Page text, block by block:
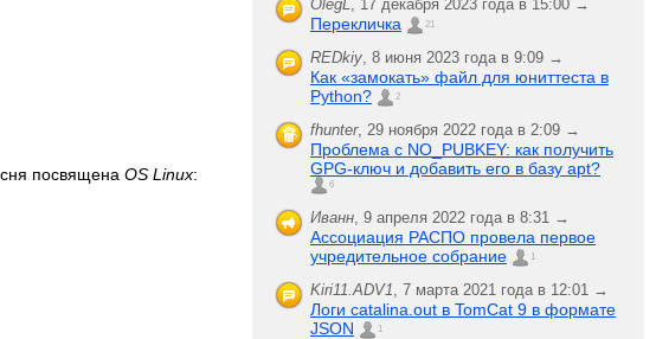
посвящена OS Linux:
OlegL, 17 декабря 2023 года в 15:00 →
Перекличка 21
REDkiy, 8 июня 2023 года в 9:09 →
Как «замокать» файл для юниттеста в
Python?
2
fhunter, 29 ноября 2022 года в 2:09 →
Проблема с NO_PUBKEY: как получить
GPG-ключ и добавить его в базу apt?
6
Иванн, 9 апреля 2022 года в 8:31 →
Ассоциация РАСПО провела первое
учредительное собрание
1
Kiri11.ADV1, 7 марта 2021 года в 12:01 →
Логи catalina.out в TomCat 9 в формате
JSON
1